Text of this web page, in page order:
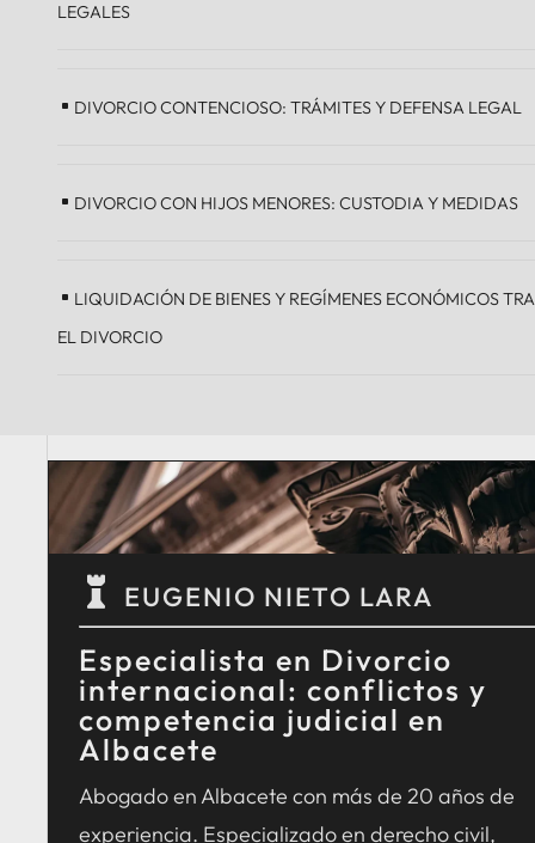
LEGALES
DIVORCIO CONTENCIOSO: TRÁMITES Y DEFENSA LEGAL
DIVORCIO CON HIJOS MENORES: CUSTODIA Y MEDIDAS
LIQUIDACIÓN DE BIENES Y REGÍMENES ECONÓMICOS
EL DIVORCIO
 EUGENIO NIETO LARA
Especialista en Divorcio
internacional: conflictos y
competencia judicial en
Albacete
Abogado en Albacete con más de 20 años de
experiencia. Especializado en derecho civil,